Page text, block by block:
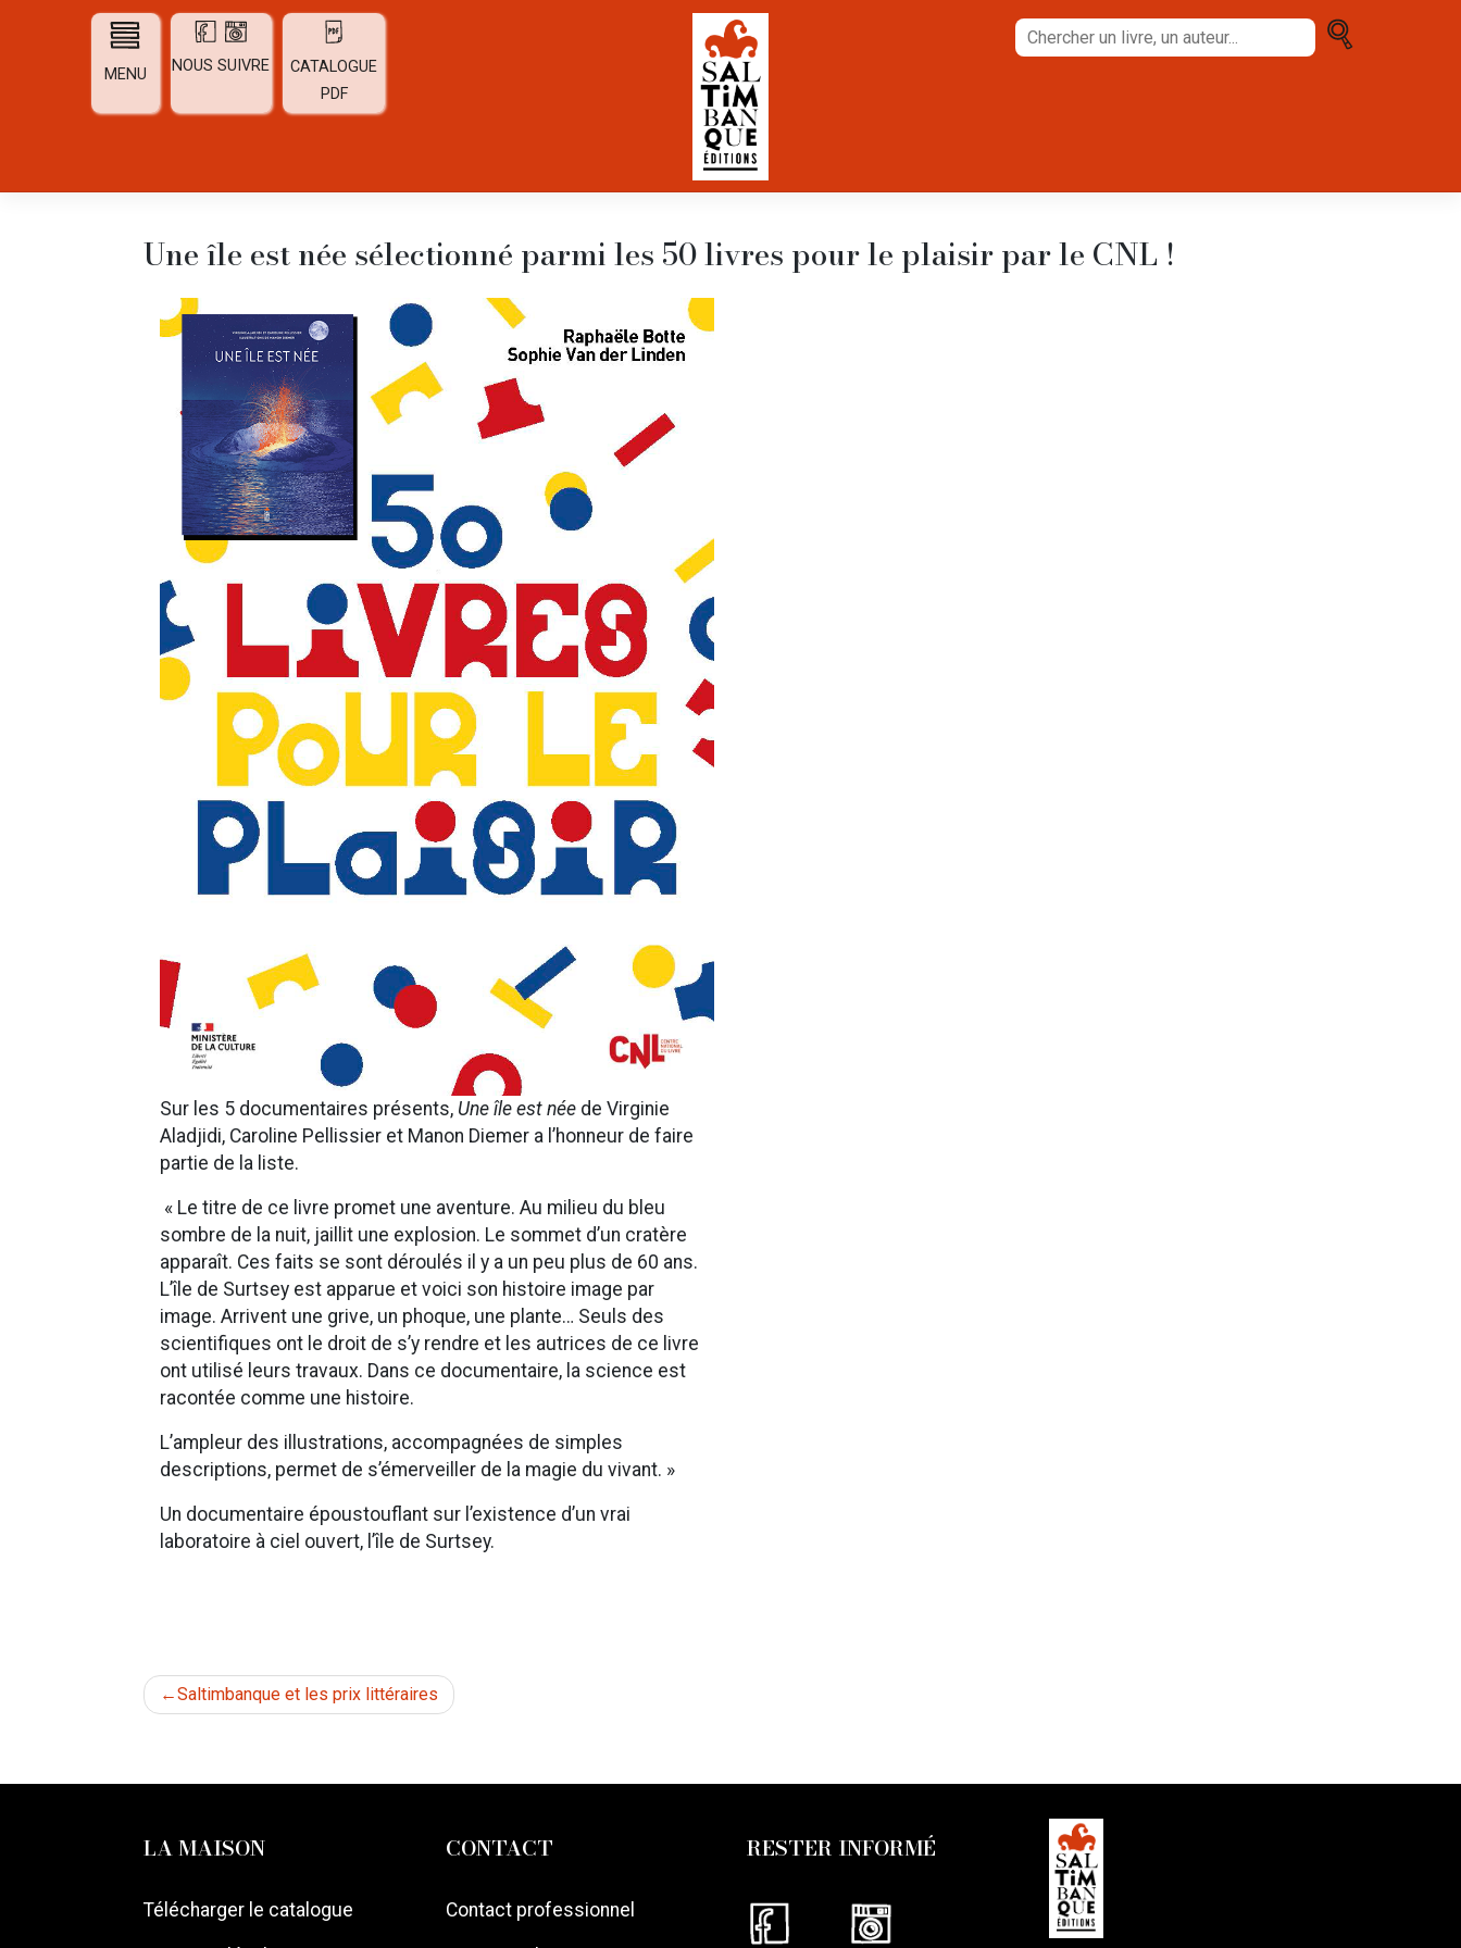
MENU NOUS SUIVRE
CATALOGUE
PDF
Chercher
un
Une île est née sélectionné parmi les 50 livres pour le plaisir par le CNL !
Sur les 5 documentaires présents, Une île est née de Virginie
Aladjidi, Caroline Pellissier et Manon Diemer a l’honneur de faire
partie de la liste.
« Le titre de ce livre promet une aventure. Au milieu du bleu
sombre de la nuit, jaillit une explosion. Le sommet d’un cratère
apparaît. Ces faits se sont déroulés il y a un peu plus de 60 ans.
L’île de Surtsey est apparue et voici son histoire image par
image. Arrivent une grive, un phoque, une plante… Seuls des
scientifiques ont le droit de s’y rendre et les autrices de ce livre
ont utilisé leurs travaux. Dans ce documentaire, la science est
racontée comme une histoire.
L’ampleur des illustrations, accompagnées de simples
descriptions, permet de s’émerveiller de la magie du vivant. »
Un documentaire époustouflant sur l’existence d’un vrai
laboratoire à ciel ouvert, l’île de Surtsey.
Navigation
de
l’article
Saltimbanque et les prix littéraires
LA MAISON
Télécharger le catalogue
CONTACT
Contact professionnel
RESTER INFORMÉ